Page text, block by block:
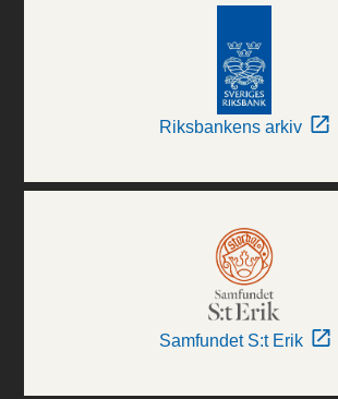
Riksbankens arkiv
Samfundet S:t Erik